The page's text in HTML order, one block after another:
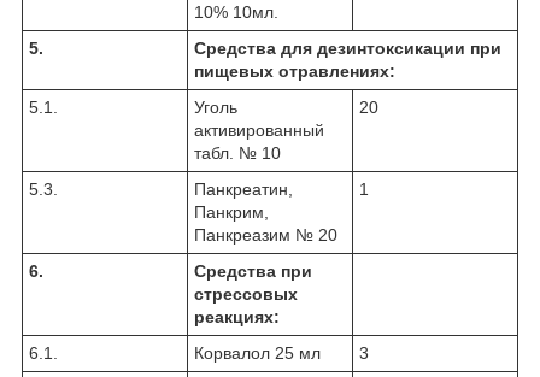
10% 10мл.
5.
Средства для дезинтоксикации при
пищевых отравлениях:
5.1.
Уголь
активированный
табл. № 10
20
5.3.
Панкреатин,
Панкрим,
Панкреазим № 20
1
6.
Средства при
стрессовых
реакциях:
6.1.
Корвалол 25 мл
3